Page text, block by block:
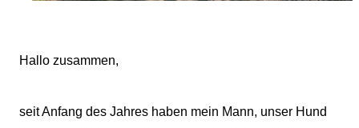
Hallo zusammen,
seit Anfang des Jahres haben mein Mann, unser Hund